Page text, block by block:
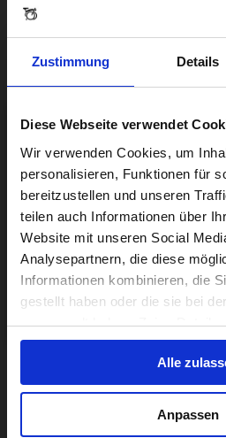
Zustimmung Details
Diese Webseite verwendet
Wir verwenden Cookies, um
personalisieren, Funktionen für
bereitzustellen und unseren
teilen auch Informationen über
Website mit unseren Social
Analysepartnern, die diese
Informationen kombinieren, die
gestellt haben oder die sie bei
gesammelt haben. Zeige Details
Alle
Anpassen
Visiting from the
For a better
US
No, stay